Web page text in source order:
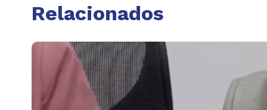
Relacionados